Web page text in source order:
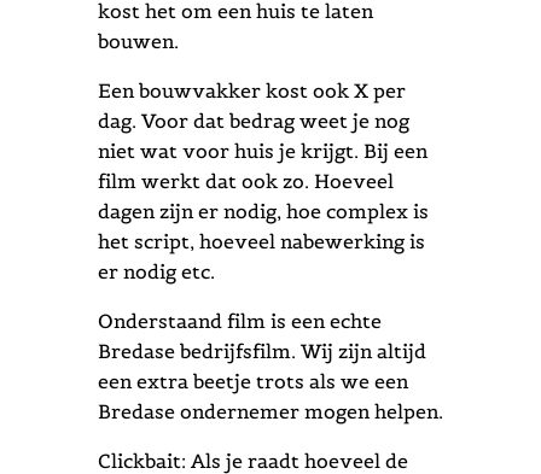
kost het om een huis te laten
bouwen.
Een bouwvakker kost ook X per
dag. Voor dat bedrag weet je nog
niet wat voor huis je krijgt. Bij een
film werkt dat ook zo. Hoeveel
dagen zijn er nodig, hoe complex is
het script, hoeveel nabewerking is
er nodig etc.
Onderstaand film is een echte
Bredase bedrijfsfilm. Wij zijn altijd
een extra beetje trots als we een
Bredase ondernemer mogen helpen.
Clickbait: Als je raadt hoeveel de